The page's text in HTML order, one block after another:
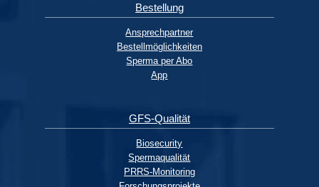
Bestellung
Ansprechpartner
Bestellmöglichkeiten
Sperma per Abo
App
GFS-Qualität
Biosecurity
Spermaqualität
PRRS-Monitoring